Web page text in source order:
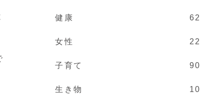
健康 62
女性 22
子育て 90
生き物 10